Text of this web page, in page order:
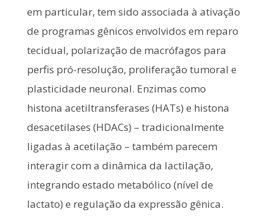
em particular, tem sido associada à ativação
de programas gênicos envolvidos em reparo
tecidual, polarização de macrófagos para
perfis pró-resolução, proliferação tumoral e
plasticidade neuronal. Enzimas como
histona acetiltransferases (HATs) e histona
desacetilases (HDACs) – tradicionalmente
ligadas à acetilação – também parecem
interagir com a dinâmica da lactilação,
integrando estado metabólico (nível de
lactato) e regulação da expressão gênica.